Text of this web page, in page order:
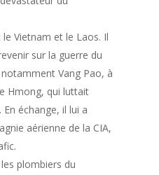
Vietnam et le Laos. Il
sur la guerre du
Vang Pao, à
Hmong, qui luttait
échange, il lui a
aérienne de la CIA,
plombiers du